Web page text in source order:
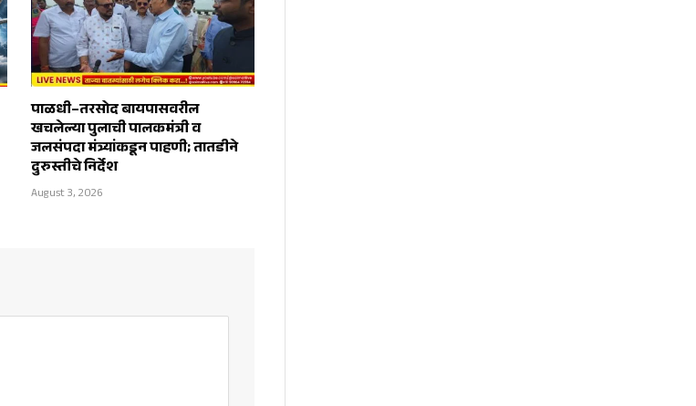
पाळधी–तरसोद बायपासवरील
खचलेल्या पुलाची पालकमंत्री व
जलसंपदा मंत्र्यांकडून पाहणी; तातडीने
दुरुस्तीचे निर्देश
August 3, 2026